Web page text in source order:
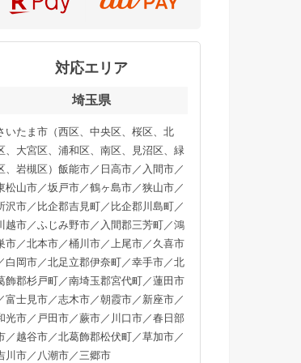
対応エリア
埼玉県
いたま市（西区、中央区、桜区、北
、大宮区、浦和区、南区、見沼区、緑
、岩槻区）飯能市／日高市／入間市／
松山市／坂戸市／鶴ヶ島市／狭山市／
沢市／比企郡吉見町／比企郡川島町／
越市／ふじみ野市／入間郡三芳町／鴻
市／北本市／桶川市／上尾市／久喜市
白岡市／北足立郡伊奈町／幸手市／北
飾郡杉戸町／南埼玉郡宮代町／蓮田市
富士見市／志木市／朝霞市／新座市／
光市／戸田市／蕨市／川口市／春日部
／越谷市／北葛飾郡松伏町／草加市／
川市／八潮市／三郷市